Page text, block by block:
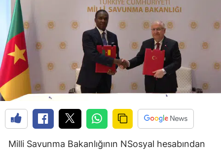
Milli Savunma Bakanlığının NSosyal hesabından